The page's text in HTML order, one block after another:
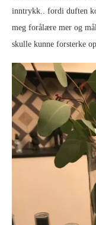
inntrykk.. fordi duften
meg forålære mer og
skulle kunne forsterke